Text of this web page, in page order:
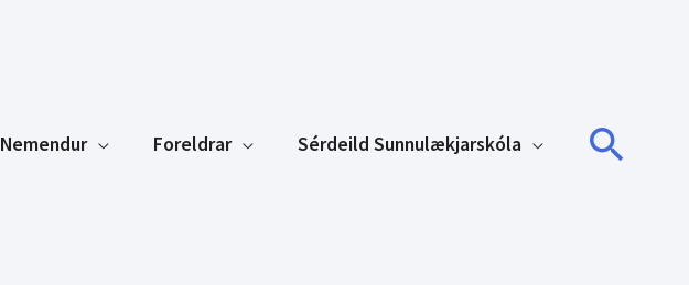
Nemendur Foreldrar Sérdeild Sunnulækjarskóla